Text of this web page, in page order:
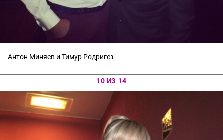
Антон Миняев и Тимур Родригез
10 ИЗ 14